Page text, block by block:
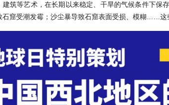
建筑等艺术，在长期以来稳定、干旱的气候条件下保
石窟受潮发霉；沙尘暴导致石窟表面受损、模糊……这